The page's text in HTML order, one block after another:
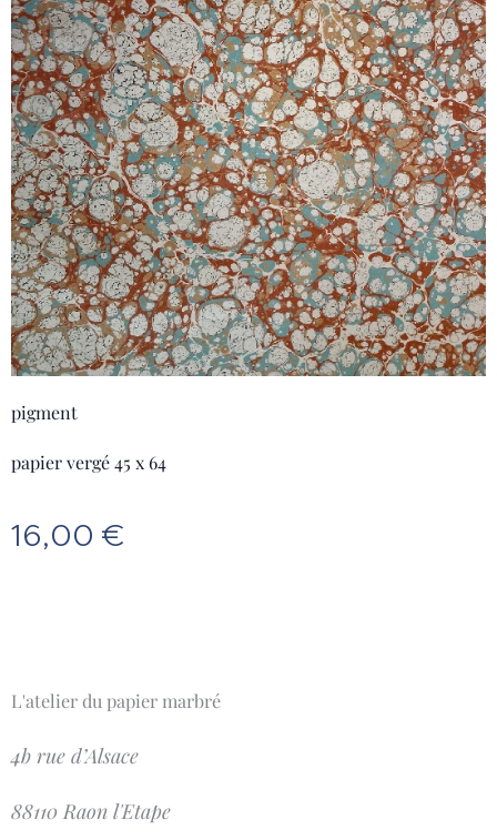
pigment
papier vergé 45 x 64
16,00 €
L'atelier du papier marbré
4b rue d’Alsace
88110 Raon l'Etape